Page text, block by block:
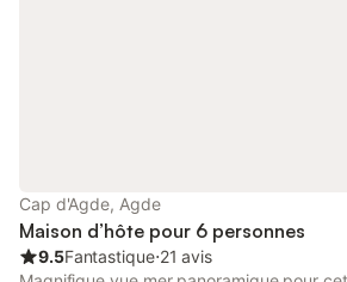
Cap d'Agde, Agde
Maison d’hôte pour 6 personnes
9.5Fantastique⋅21 avis